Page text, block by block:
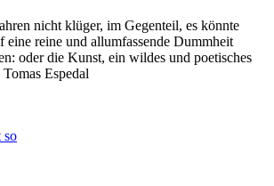
nicht klüger, im Gegenteil, es könnte
eine reine und allumfassende Dummheit
oder die Kunst, ein wildes und poetisches
Espedal
so